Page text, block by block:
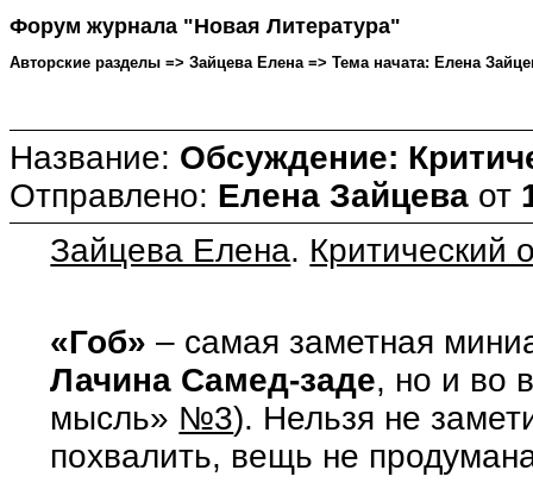
Форум журнала "Новая Литература"
Авторские разделы => Зайцева Елена => Тема начата: Елена
Название: Обсуждение:
Отправлено: Елена Зайцева от
Зайцева Елена. Критический
«Гоб» – самая заметная
Лачина Самед-заде, но и во
мысль» №3). Нельзя не
похвалить, вещь не